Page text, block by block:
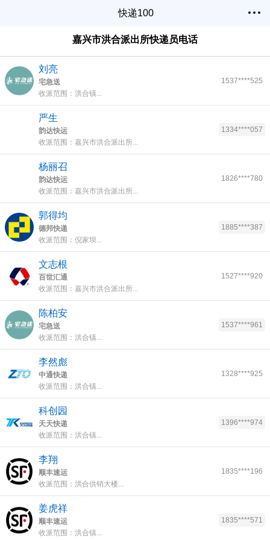
快递100
嘉兴市洪合派出所快递员电话
刘亮
宅急送
收派范围：洪合镇...
1537****525
严生
韵达快运
收派范围：嘉兴市洪合派出所...
1334****057
杨丽召
韵达快运
收派范围：嘉兴市洪合派出所...
1826****780
郭得均
德邦快递
收派范围：倪家坝...
1885****387
文志根
百世汇通
收派范围：嘉兴市洪合派出所...
1527****920
陈柏安
宅急送
收派范围：洪合镇...
1537****961
李然彪
中通快递
收派范围：洪合镇...
1328****925
科创园
天天快递
收派范围：洪合镇...
1396****974
李翔
顺丰速运
收派范围：洪合供销大楼...
1835****196
姜虎祥
顺丰速运
收派范围：洪合镇...
1835****571